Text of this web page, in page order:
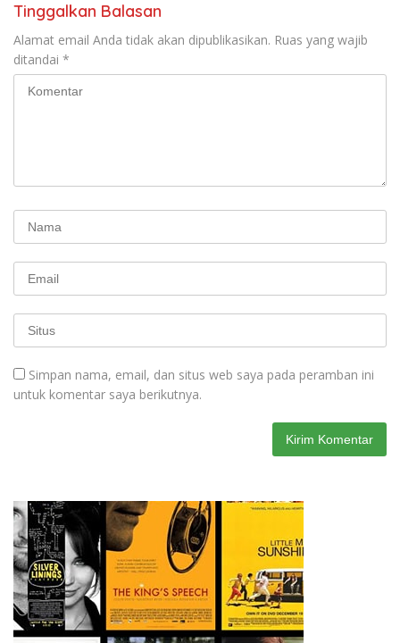
Tinggalkan Balasan
Alamat email Anda tidak akan dipublikasikan. Ruas yang wajib
ditandai *
Simpan nama, email, dan situs web saya pada peramban ini
untuk komentar saya berikutnya.